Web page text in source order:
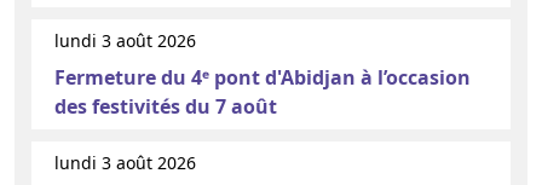
lundi 3 août 2026
Fermeture du 4ᵉ pont d'Abidjan à l’occasion
des festivités du 7 août
lundi 3 août 2026